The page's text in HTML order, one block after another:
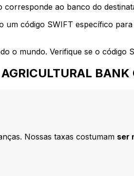
corresponde ao banco do
um código SWIFT específico
o mundo. Verifique se o código
BANK
Nossas taxas costumam ser